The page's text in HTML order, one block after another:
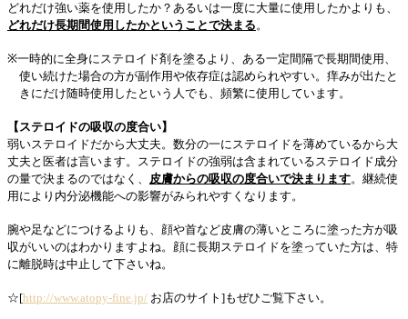
どれだけ強い薬を使用したか？あるいは一度に大量に使用したかよりも、
どれだけ長期間使用したかということで決まる。
※一時的に全身にステロイド剤を塗るより、ある一定間隔で長期間使用、
使い続けた場合の方が副作用や依存症は認められやすい。痒みが出たと
きにだけ随時使用したという人でも、頻繁に使用しています。
【ステロイドの吸収の度合い】
弱いステロイドだから大丈夫。数分の一にステロイドを薄めているから大
丈夫と医者は言います。ステロイドの強弱は含まれているステロイド成分
の量で決まるのではなく、 皮膚からの吸収の度合いで決まります。継続使
用により内分泌機能への影響がみられやすくなります。
腕や足などにつけるよりも、顔や首など皮膚の薄いところに塗った方が吸
収がいいのはわかりますよね。顔に長期ステロイドを塗っていた方は、特
に離脱時は中止して下さいね。
☆[http://www.atopy-fine.jp/ お店のサイト]もぜひご覧下さい。